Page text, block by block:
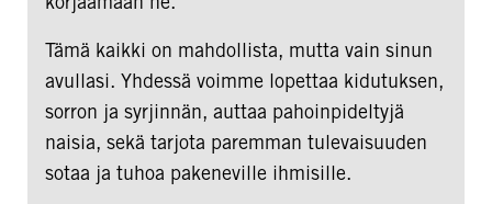
Tämä kaikki on mahdollista, mutta vain sinun
avullasi. Yhdessä voimme lopettaa kidutuksen,
sorron ja syrjinnän, auttaa pahoinpideltyjä
naisia, sekä tarjota paremman tulevaisuuden
sotaa ja tuhoa pakeneville ihmisille.